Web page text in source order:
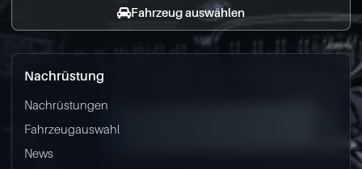
Fahrzeug auswählen
Nachrüstung
Nachrüstungen
Fahrzeugauswahl
News